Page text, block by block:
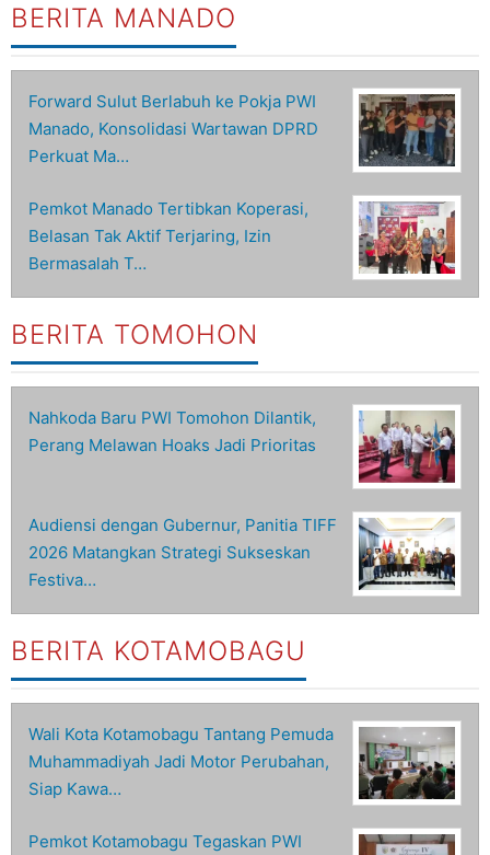
BERITA MANADO
Forward Sulut Berlabuh ke Pokja PWI
Manado, Konsolidasi Wartawan DPRD
Perkuat Ma…
Pemkot Manado Tertibkan Koperasi,
Belasan Tak Aktif Terjaring, Izin
Bermasalah T…
BERITA TOMOHON
Nahkoda Baru PWI Tomohon Dilantik,
Perang Melawan Hoaks Jadi Prioritas
Audiensi dengan Gubernur, Panitia TIFF
2026 Matangkan Strategi Sukseskan
Festiva…
BERITA KOTAMOBAGU
Wali Kota Kotamobagu Tantang Pemuda
Muhammadiyah Jadi Motor Perubahan,
Siap Kawa…
Pemkot Kotamobagu Tegaskan PWI